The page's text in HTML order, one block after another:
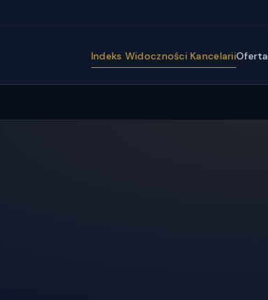
Indeks Widoczności KancelariiOferta